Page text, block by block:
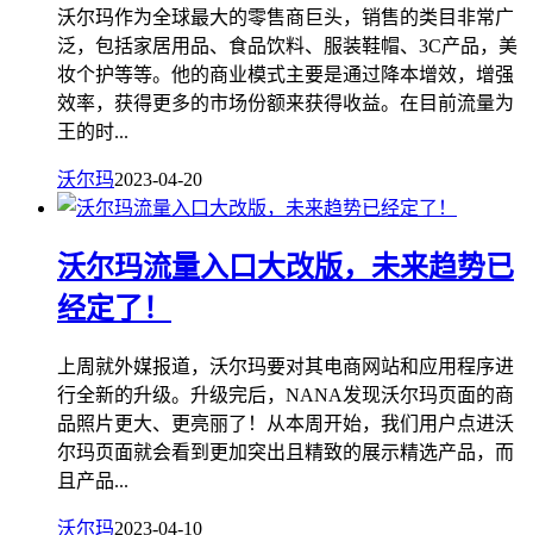
沃尔玛作为全球最大的零售商巨头，销售的类目非常广
泛，包括家居用品、食品饮料、服装鞋帽、3C产品，美
妆个护等等。他的商业模式主要是通过降本增效，增强
效率，获得更多的市场份额来获得收益。在目前流量为
王的时...
沃尔玛2023-04-20
沃尔玛流量入口大改版，未来趋势已
经定了！
上周就外媒报道，沃尔玛要对其电商网站和应用程序进
行全新的升级。升级完后，NANA发现沃尔玛页面的商
品照片更大、更亮丽了！从本周开始，我们用户点进沃
尔玛页面就会看到更加突出且精致的展示精选产品，而
且产品...
沃尔玛2023-04-10